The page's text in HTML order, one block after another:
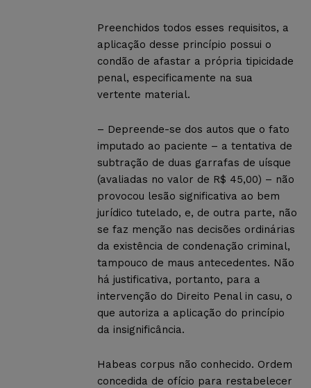
Preenchidos todos esses requisitos, a
aplicação desse princípio possui o
condão de afastar a própria tipicidade
penal, especificamente na sua
vertente material.
– Depreende-se dos autos que o fato
imputado ao paciente – a tentativa de
subtração de duas garrafas de uísque
(avaliadas no valor de R$ 45,00) – não
provocou lesão significativa ao bem
jurídico tutelado, e, de outra parte, não
se faz menção nas decisões ordinárias
da existência de condenação criminal,
tampouco de maus antecedentes. Não
há justificativa, portanto, para a
intervenção do Direito Penal in casu, o
que autoriza a aplicação do princípio
da insignificância.
Habeas corpus não conhecido. Ordem
concedida de ofício para restabelecer